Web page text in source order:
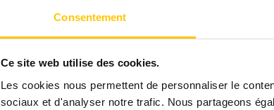
Consentement
Ce site web utilise des cookies.
Les cookies nous permettent de personnaliser le
sociaux et d'analyser notre trafic. Nous partageons